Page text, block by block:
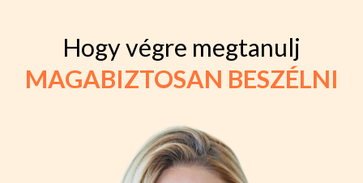
Hogy végre megtanulj
MAGABIZTOSAN BESZÉLNI